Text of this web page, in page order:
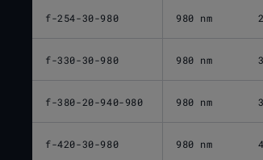
f-254-30-980 980 nm
f-330-30-980 980 nm
f-380-20-940-980 980 nm
f-420-30-980 980 nm